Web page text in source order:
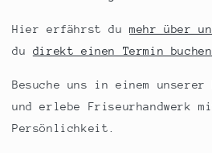
Hier erfährst dumehr über
du direkt einen Termin buchen
Besuche uns in einem unserer
und erlebe Friseurhandwerk
Persönlichkeit.